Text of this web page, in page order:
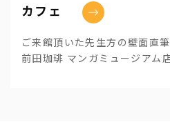
カフェ
ご来館頂いた先生方の壁面直
前田珈琲 マンガミュージアム